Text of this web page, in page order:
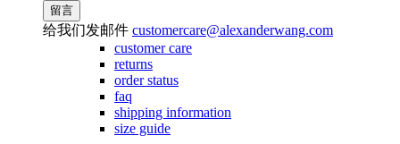
留言
给我们发邮件 customercare@alexanderwang.com
customer care
returns
order status
faq
shipping information
size guide